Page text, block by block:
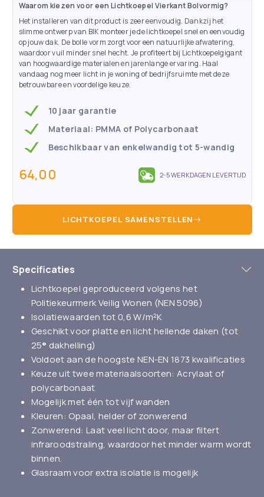
Waarom kiezen voor een Lichtkoepel Vierkant Bolvormig?
Het installeren van dit product is zeer eenvoudig. Dankzij het
slimme ontwerp van BIK monteer je de lichtkoepel snel en eenvoudig
op jouw dak. De bolle vorm zorgt voor een natuurlijke afwatering,
waardoor vuil minder snel hecht. Je profiteert bij Lichtkoepelgigant
van hoogwaardige materialen en jarenlange ervaring. Haal
vandaag nog meer licht in je woning of bedrijfsruimte met deze
betrouwbare en voordelige keuze.
10 jaar garantie
Materiaal: PMMA of Polycarbonaat
Beschikbaar van enkelwandig tot 5-wandig
64,00 2-5 WERKDAGEN LEVERTIJD
LICHTKOEPEL SAMENSTELLEN
Specificaties
Lichtkoepel geproduceerd volgens het
Politiekeurmerk Veilig Wonen (NEN 5096)
Isolatiewaarden tot 0,6 W/m²K
Geschikt voor platte en licht hellende daken (tot
25° dakhelling)
Voldoet aan de hoogste NEN-EN 1873 kwalificaties
Keuze uit twee materiaalsoorten: Acrylaat of
polycarbonaat
Mogelijk met één tot vijf wanden
Kleuren: Opaal, helder of zonwerend
Zonwerend: Laat veel licht door, maar filtert
infraroodstraling, waardoor het minder warm wordt
binnen.
Glasraam voor extra isolatie is mogelijk